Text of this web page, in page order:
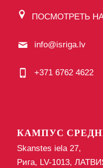
ПОСМОТРЕТЬ
info@isriga.lv
+371 6762 4622
КАМПУС
Skanstes iela 27,
Рига, LV-1013,